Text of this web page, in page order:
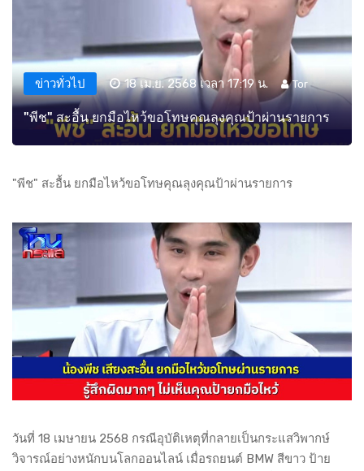
ข่าวทั่วไป 18 เม.ย. 2568 เวลา 17:19 น. Tor
"พีช" สะอื้น ยกมือไหว้ขอโทษคุณลุงคุณป้าผ่านรายการ
"พีช" สะอื้น ยกมือไหว้ขอโทษคุณลุงคุณป้าผ่านรายการ
วันที่ 18 เมษายน 2568 กรณีอุบัติเหตุที่กลายเป็นกระแสวิพากษ์
วิจารณ์อย่างหนักบนโลกออนไลน์ เมื่อรถยนต์ BMW สีขาว ป้าย